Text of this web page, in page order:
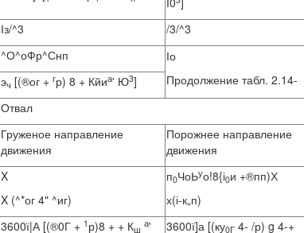
Із/^3 /3/^3
^О^оФр^Снп
Іо
Продолжение табл. 2.14-
эч [(®ог + гр) 8 + Кйиа' Ю3]
Отвал
Груженое направление
движения
Порожнее направление
движения
X
X (^*ог 4" ^иг)
п0ЧоЬуо!8{і0и +®пп)Х
х(і-к„п)
3600ї|А [(®0Г + 1 р)8 + + Кш
а'
3600ї]а [(ку0Г 4- /р) g 4-+